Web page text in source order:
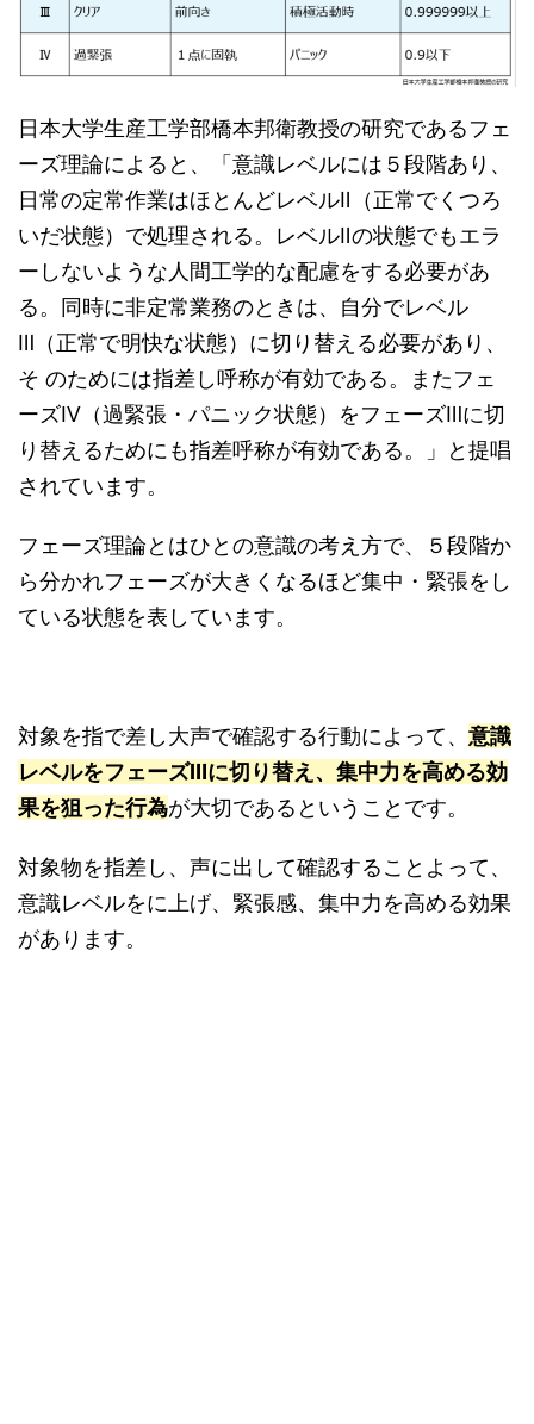
日本大学生産工学部橋本邦衛教授の研究であるフェ
ーズ理論によると、「意識レベルには５段階あり、
日常の定常作業はほとんどレベルⅡ（正常でくつろ
いだ状態）で処理される。レベルⅡの状態でもエラ
ーしないような人間工学的な配慮をする必要があ
る。同時に非定常業務のときは、自分でレベル
Ⅲ（正常で明快な状態）に切り替える必要があり、
そ のためには指差し呼称が有効である。またフェ
ーズⅣ（過緊張・パニック状態）をフェーズⅢに切
り替えるためにも指差呼称が有効である。」と提唱
されています。
フェーズ理論とはひとの意識の考え方で、５段階か
ら分かれフェーズが大きくなるほど集中・緊張をし
ている状態を表しています。
対象を指で差し大声で確認する行動によって、 意識
レベルをフェーズⅢに切り替え、集中力を高める効
果を狙った行為が大切であるということです。
対象物を指差し、声に出して確認することよって、
意識レベルをに上げ、緊張感、集中力を高める効果
があります。